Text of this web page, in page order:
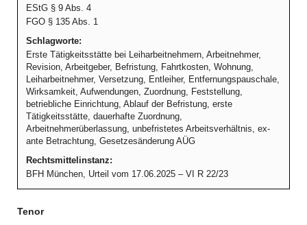
EStG § 9 Abs. 4
FGO § 135 Abs. 1
Schlagworte:
Erste Tätigkeitsstätte bei Leiharbeitnehmern, Arbeitnehmer,
Revision, Arbeitgeber, Befristung, Fahrtkosten, Wohnung,
Leiharbeitnehmer, Versetzung, Entleiher, Entfernungspauschale,
Wirksamkeit, Aufwendungen, Zuordnung, Feststellung,
betriebliche Einrichtung, Ablauf der Befristung, erste
Tätigkeitsstätte, dauerhafte Zuordnung,
Arbeitnehmerüberlassung, unbefristetes Arbeitsverhältnis, ex-
ante Betrachtung, Gesetzesänderung AÜG
Rechtsmittelinstanz:
BFH München, Urteil vom 17.06.2025 – VI R 22/23
Tenor